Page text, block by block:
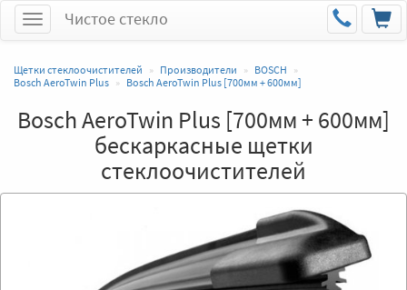
МенюЧистое стекло
Щетки стеклоочистителей Производители
BOSCH
Bosch AeroTwin Plus
Bosch AeroTwin Plus [700мм + 600мм]
Bosch AeroTwin Plus [700мм + 600мм]
бескаркасные щетки
стеклоочистителей